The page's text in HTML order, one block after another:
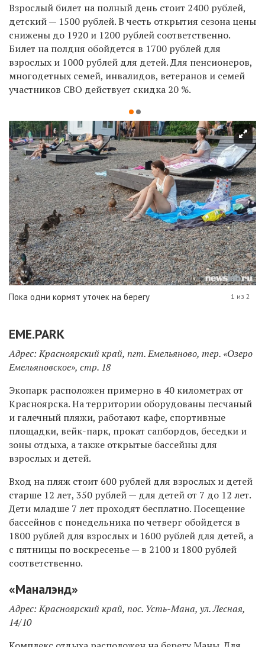
Взрослый билет на полный день стоит 2400 рублей,
детский — 1500 рублей. В честь открытия сезона цены
снижены до 1920 и 1200 рублей соответственно.
Билет на полдня обойдется в 1700 рублей для
взрослых и 1000 рублей для детей. Для пенсионеров,
многодетных семей, инвалидов, ветеранов и семей
участников СВО действует скидка 20 %.
Пока одни кормят уточек на берегу 1 из 2
EME.PARK
Адрес: Красноярский край, пгт. Емельяново, тер. «Озеро
Емельяновское», стр. 18
Экопарк расположен примерно в 40 километрах от
Красноярска. На территории оборудованы песчаный
и галечный пляжи, работают кафе, спортивные
площадки, вейк-парк, прокат сапбордов, беседки и
зоны отдыха, а также открытые бассейны для
взрослых и детей.
Вход на пляж стоит 600 рублей для взрослых и детей
старше 12 лет, 350 рублей — для детей от 7 до 12 лет.
Дети младше 7 лет проходят бесплатно. Посещение
бассейнов с понедельника по четверг обойдется в
1800 рублей для взрослых и 1600 рублей для детей, а
с пятницы по воскресенье — в 2100 и 1800 рублей
соответственно.
«Маналэнд»
Адрес: Красноярский край, пос. Усть-Мана, ул. Лесная,
14/10